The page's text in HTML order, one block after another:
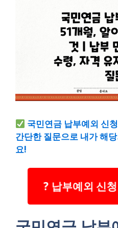
국민연금 납부예외 신
간단한 질문으로 내가 해
요!
? 납부예외 신